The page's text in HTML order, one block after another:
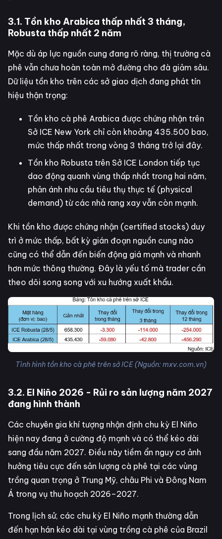
3.1. Tồn kho Arabica thấp nhất 3 tháng,
Robusta thấp nhất 2 năm
Mặc dù áp lực nguồn cung đang rõ ràng, thị trường cà
phê vẫn chưa hoàn toàn mở đường cho đà giảm sâu.
Dữ liệu tồn kho trên các sở giao dịch đang phát tín
hiệu thận trọng:
Tồn kho cà phê Arabica được chứng nhận trên
Sở ICE New York chỉ còn khoảng 435.500 bao,
mức thấp nhất trong vòng 3 tháng trở lại đây.
Tồn kho Robusta trên Sở ICE London tiếp tục
dao động quanh vùng thấp nhất trong hai năm,
phản ánh nhu cầu tiêu thụ thực tế (physical
demand) từ các nhà rang xay vẫn còn mạnh.
Khi tồn kho được chứng nhận (certified stocks) duy
trì ở mức thấp, bất kỳ gián đoạn nguồn cung nào
cũng có thể dẫn đến biến động giá mạnh và nhanh
hơn mức thông thường. Đây là yếu tố mà trader cần
theo dõi song song với xu hướng xuất khẩu.
Tình hình tồn kho cà phê trên sở ICE (Nguồn: mxv.com.vn)
3.2. El Niño 2026 - Rủi ro sản lượng năm 2027
đang hình thành
Các chuyên gia khí tượng nhận định chu kỳ El Niño
hiện nay đang ở cường độ mạnh và có thể kéo dài
sang đầu năm 2027. Điều này tiềm ẩn nguy cơ ảnh
hưởng tiêu cực đến sản lượng cà phê tại các vùng
trồng quan trọng ở Trung Mỹ, châu Phi và Đông Nam
Á trong vụ thu hoạch 2026–2027.
Trong lịch sử, các chu kỳ El Niño mạnh thường dẫn
đến hạn hán kéo dài tại vùng trồng cà phê của Brazil